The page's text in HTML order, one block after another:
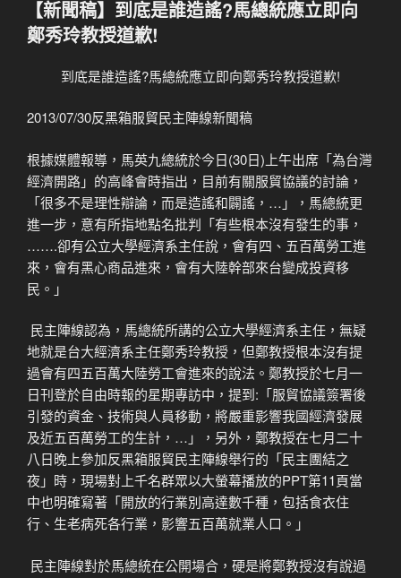
【新聞稿】到底是誰造謠?馬總統應立即向
鄭秀玲教授道歉!
到底是誰造謠?馬總統應立即向鄭秀玲教授道歉!
2013/07/30反黑箱服貿民主陣線新聞稿
根據媒體報導，馬英九總統於今日(30日)上午出席「為台灣
經濟開路」的高峰會時指出，目前有關服貿協議的討論，
「很多不是理性辯論，而是造謠和闢謠，…」，馬總統更
進一步，意有所指地點名批判「有些根本沒有發生的事，
…….卻有公立大學經濟系主任說，會有四、五百萬勞工進
來，會有黑心商品進來，會有大陸幹部來台變成投資移
民。」
民主陣線認為，馬總統所講的公立大學經濟系主任，無疑
地就是台大經濟系主任鄭秀玲教授，但鄭教授根本沒有提
過會有四五百萬大陸勞工會進來的說法。鄭教授於七月一
日刊登於自由時報的星期專訪中，提到:「服貿協議簽署後
引發的資金、技術與人員移動，將嚴重影響我國經濟發展
及近五百萬勞工的生計，…」，另外，鄭教授在七月二十
八日晚上參加反黑箱服貿民主陣線舉行的「民主團結之
夜」時，現場對上千名群眾以大螢幕播放的PPT第11頁當
中也明確寫著「開放的行業別高達數千種，包括食衣住
行、生老病死各行業，影響五百萬就業人口。」
民主陣線對於馬總統在公開場合，硬是將鄭教授沒有說過